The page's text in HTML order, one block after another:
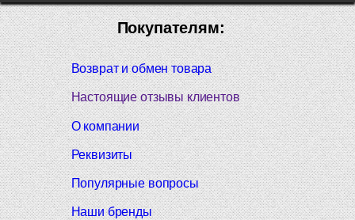
Покупателям:
Возврат и обмен товара
Настоящие отзывы клиентов
О компании
Реквизиты
Популярные вопросы
Наши бренды